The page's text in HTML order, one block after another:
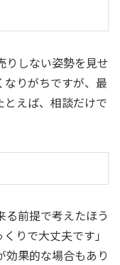
りしない姿勢を見せ
なりがちですが、最
えば、相談だけで
る前提で考えたほう
りで大丈夫です」
効果的な場合もあり